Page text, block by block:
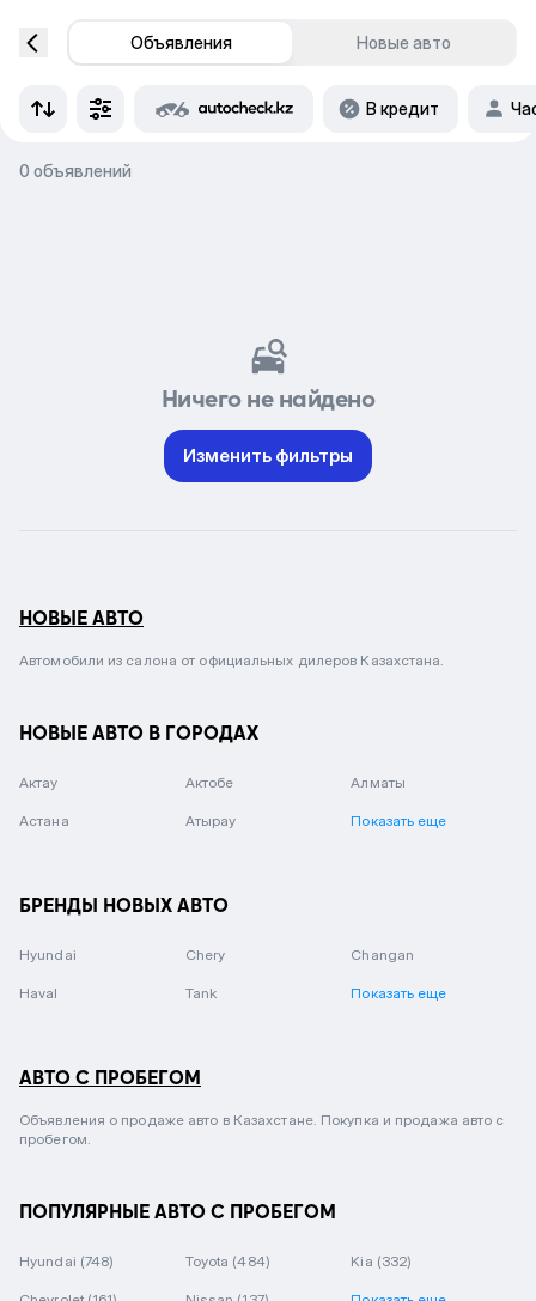
Объявления Новые авто
В кредит
0 объявлений
Ничего не найдено
Изменить фильтры
НОВЫЕ АВТО
Автомобили из салона от официальных дилеров Казахстана.
НОВЫЕ АВТО В ГОРОДАХ
Актау Актобе Алматы
Астана Атырау Показать еще
БРЕНДЫ НОВЫХ АВТО
Hyundai Chery Changan
Haval Tank Показать еще
АВТО С ПРОБЕГОМ
Объявления о продаже авто в Казахстане. Покупка и продажа авто с
пробегом.
ПОПУЛЯРНЫЕ АВТО С ПРОБЕГОМ
Hyundai (748) Toyota (484) Kia (332)